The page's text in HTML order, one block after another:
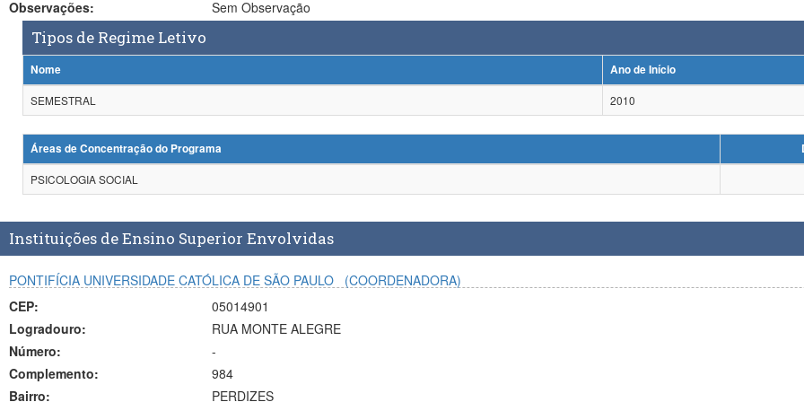
Observações:
Sem Observação
Tipos de Regime Letivo
Nome
Ano de Início
SEMESTRAL
2010
Áreas de Concentração do Programa
PSICOLOGIA SOCIAL
Instituições de Ensino Superior Envolvidas
PONTIFÍCIA UNIVERSIDADE CATÓLICA DE SÃO PAULO
(COORDENADORA)
CEP:
05014901
Logradouro:
RUA MONTE ALEGRE
Número:
-
Complemento:
984
Bairro:
PERDIZES